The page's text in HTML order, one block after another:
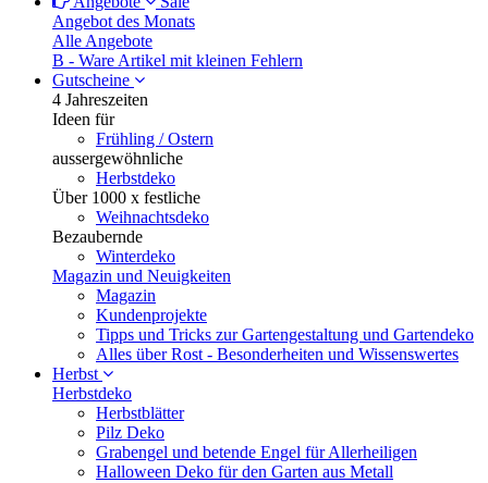
Angebot des Monats
Alle Angebote
B - Ware Artikel mit kleinen Fehlern
Gutscheine
4 Jahreszeiten
Ideen für
Frühling / Ostern
aussergewöhnliche
Herbstdeko
Über 1000 x festliche
Weihnachtsdeko
Bezaubernde
Winterdeko
Magazin und Neuigkeiten
Magazin
Kundenprojekte
Tipps und Tricks zur Gartengestaltung und Gartendeko
Alles über Rost - Besonderheiten und Wissenswertes
Herbst
Herbstdeko
Herbstblätter
Pilz Deko
Grabengel und betende Engel für Allerheiligen
Halloween Deko für den Garten aus Metall